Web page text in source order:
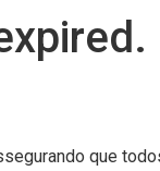
que